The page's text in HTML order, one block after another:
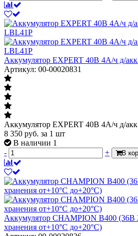
Аккумулятор EXPERT 40В 4А/ч д/
Артикул: 00-00020831
Аккумулятор EXPERT 40В 4А/ч д/
8 350 руб. за 1 шт
В наличии 1
-
+ В
Аккумулятор CHAMPION B400 (36В
хранения от+10°С до+20°С)